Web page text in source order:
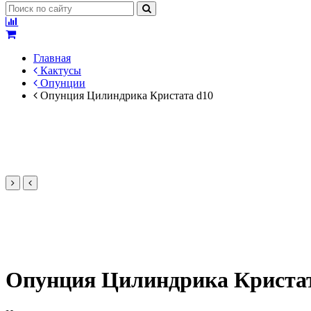
Главная
Кактусы
Опунции
Опунция Цилиндрика Кристата d10
Опунция Цилиндрика